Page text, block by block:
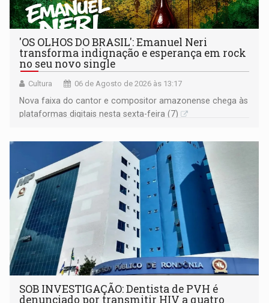
'OS OLHOS DO BRASIL': Emanuel Neri
transforma indignação e esperança em rock
no seu novo single
Cultura 06 de Agosto de 2026 às 13:17
Nova faixa do cantor e compositor amazonense chega às
plataformas digitais nesta sexta-feira (7)
SOB INVESTIGAÇÃO: Dentista de PVH é
denunciado por transmitir HIV a quatro